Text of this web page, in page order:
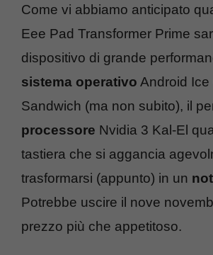
Come vi abbiamo anticipato
Eee Pad Transformer Prime
dispositivo di grande
sistema operativo Android Ice
Sandwich (ma non subito), il
processore Nvidia 3 Kal-El
tastiera che si aggancia
trasformarsi (appunto) in un
Potrebbe uscire il nove
prezzo più che appetitoso.